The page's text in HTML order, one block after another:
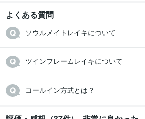
よくある質問
ソウルメイトレイキについて
ツインフレームレイキについて
コールイン方式とは？